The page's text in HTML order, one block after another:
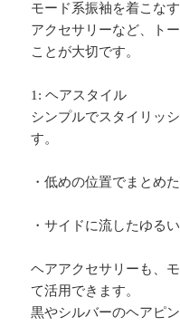
モード系振袖を着こな
アクセサリーなど、ト
ことが大切です。
1: ヘアスタイル
シンプルでスタイリッ
す。
・低めの位置でまとめ
・サイドに流したゆる
ヘアアクセサリーも、
て活用できます。
黒やシルバーのヘアピ